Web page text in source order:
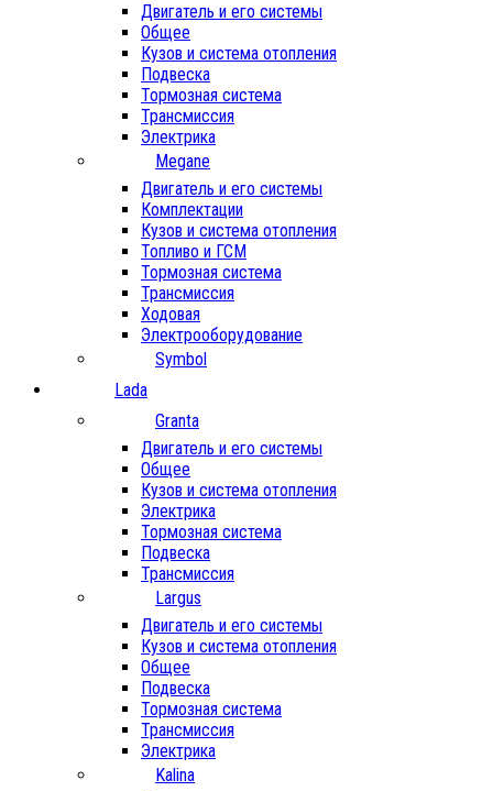
Двигатель и его системы
Общее
Кузов и система отопления
Подвеска
Тормозная система
Трансмиссия
Электрика
Megane
Двигатель и его системы
Комплектации
Кузов и система отопления
Топливо и ГСМ
Тормозная система
Трансмиссия
Ходовая
Электрооборудование
Symbol
Lada
Granta
Двигатель и его системы
Общее
Кузов и система отопления
Электрика
Тормозная система
Подвеска
Трансмиссия
Largus
Двигатель и его системы
Кузов и система отопления
Общее
Подвеска
Тормозная система
Трансмиссия
Электрика
Kalina